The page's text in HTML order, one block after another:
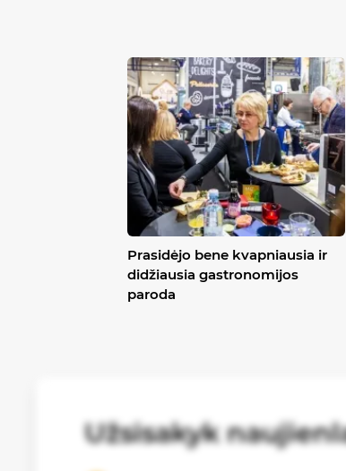
Prasidėjo bene kvapniausia ir
didžiausia gastronomijos
paroda
Užsisakyk